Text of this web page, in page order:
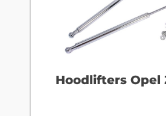
Hoodlifters Opel